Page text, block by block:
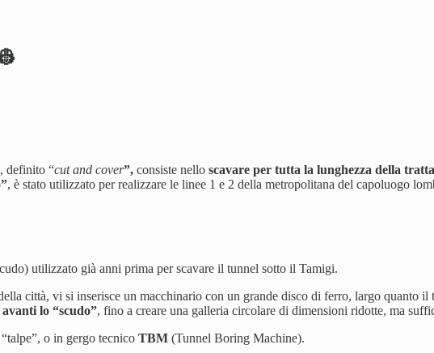
definito “cut and cover”, consiste nello scavare per tutta la lunghezza della tratta
, è stato utilizzato per realizzare le linee 1 e 2 della metropolitana del capoluogo
utilizzato già anni prima per scavare il tunnel sotto il Tamigi.
città, vi si inserisce un macchinario con un grande disco di ferro, largo quanto
lo “scudo”, fino a creare una galleria circolare di dimensioni ridotte, ma
o in gergo tecnico TBM (Tunnel Boring Machine).